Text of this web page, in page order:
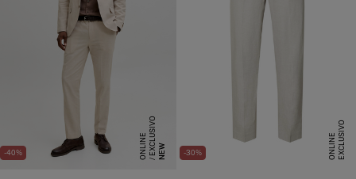
-40% NEW
E
X
C
L
US
I
V
O
O
N
L
I
N
E -30% E
X
C
L
U
SI
V
O
O
N
L
I
N
E